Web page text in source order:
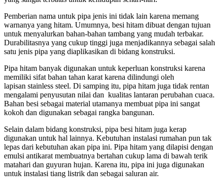
Pemberian nama untuk pipa jenis ini tidak lain karena memang
warnanya yang hitam. Umumnya, besi hitam dibuat dengan tujuan
untuk menyalurkan bahan-bahan tambang yang mudah terbakar.
Durabilitasnya yang cukup tinggi juga menjadikannya sebagai salah
satu jenis pipa yang diaplikasikan di bidang konstruksi.
Pipa hitam banyak digunakan untuk keperluan konstruksi karena
memiliki sifat bahan tahan karat karena dilindungi oleh
lapisan stainless steel. Di samping itu, pipa hitam juga tidak rentan
mengalami penyusutan nilai dan kualitas lantaran perubahan cuaca.
Bahan besi sebagai material utamanya membuat pipa ini sangat
kokoh dan digunakan sebagai rangka bangunan.
Selain dalam bidang konstruksi, pipa besi hitam juga kerap
digunakan untuk hal lainnya. Kebutuhan instalasi rumahan pun tak
lepas dari kebutuhan akan pipa ini. Pipa hitam yang dilapisi dengan
emulsi antikarat membuatnya bertahan cukup lama di bawah terik
matahari dan guyuran hujan. Karena itu, pipa ini juga digunakan
untuk instalasi tiang listrik dan sebagai saluran air.